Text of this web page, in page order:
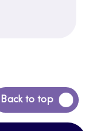
Back to top
Siirry
takaisin